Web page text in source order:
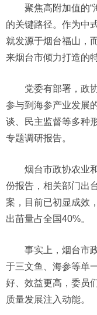
聚焦高附加值的“
的关键路径。作为中
就发源于烟台福山，
来烟台市倾力打造的
党委有部署，政
参与到海参产业发展
谈、民主监督等多种
专题调研报告。
烟台市政协农业
份报告，相关部门出
案，目前已初显成效
出苗量占全国40%。
事实上，烟台市
于三文鱼、海参等单
好、效益更高，委员
质量发展注入动能。